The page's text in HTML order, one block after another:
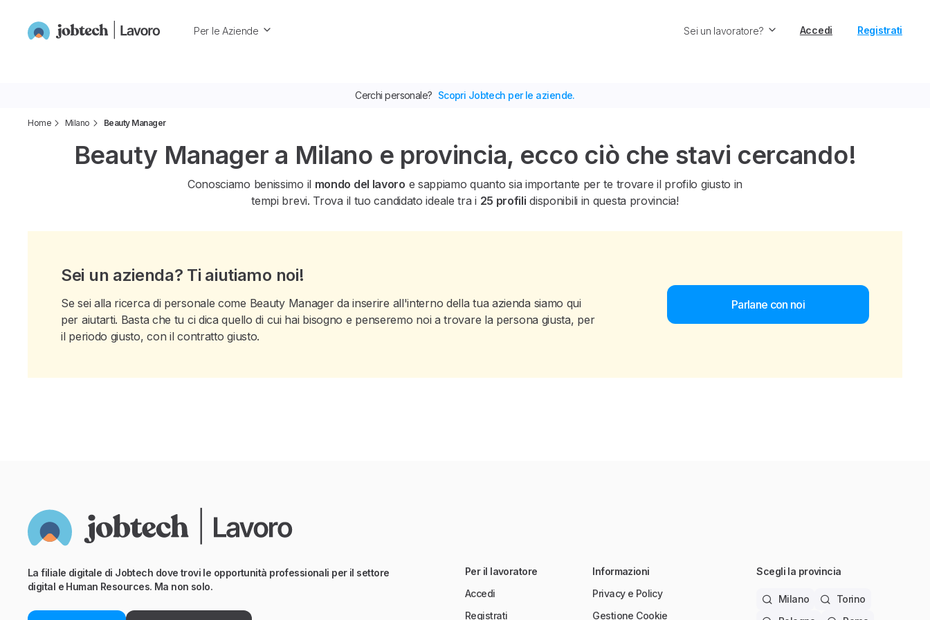
Per le Aziende Sei un lavoratore? Accedi Registrati
Home Milano Beauty Manager
Beauty Manager a Milano e provincia, ecco ciò che stavi cercando!
Conosciamo benissimo il mondo del lavoro e sappiamo quanto sia importante per te trovare il profilo giusto in
tempi brevi. Trova il tuo candidato ideale tra i 25 profili disponibili in questa provincia!
Sei un azienda? Ti aiutiamo noi!
Se sei alla ricerca di personale come Beauty Manager da inserire all'interno della tua azienda siamo qui
per aiutarti. Basta che tu ci dica quello di cui hai bisogno e penseremo noi a trovare la persona giusta, per
il periodo giusto, con il contratto giusto.
Parlane con noi
Cerchi personale? Scopri Jobtech per le aziende.
La filiale digitale di Jobtech dove trovi le opportunità professionali per il settore
digital e Human Resources. Ma non solo.
Per il lavoratore
Accedi
Registrati
Informazioni
Privacy e Policy
Gestione Cookie
Scegli la provincia
Milano
Torino